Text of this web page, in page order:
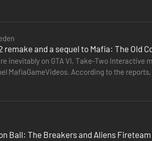
remake and a sequel to Mafia: The Old
inevitably on GTA VI, Take-Two Interactive
MafiaGameVideos. According to the
Ball: The Breakers and Aliens